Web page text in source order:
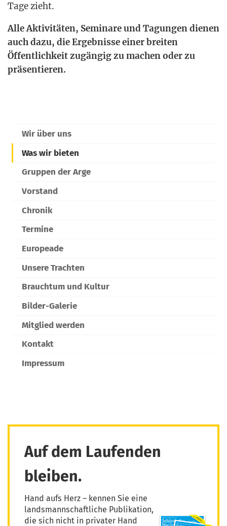
Tage zieht.
Alle Akti­vi­tä­ten, Semi­na­re und Tagun­gen die­nen
auch dazu, die Ergeb­nis­se einer brei­ten
Öffent­lich­keit zugän­gig zu machen oder zu
präsentieren.
Wir über uns
Was wir bieten
Gruppen der Arge
Vorstand
Chronik
Termine
Europeade
Unsere Trachten
Brauchtum und Kultur
Bilder-Galerie
Mitglied werden
Kontakt
Impressum
Auf dem Laufenden
bleiben.
Hand aufs Herz – kennen Sie eine
landsmannschaftliche Publikation,
die sich nicht in privater Hand